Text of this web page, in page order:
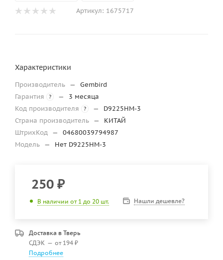
Артикул: 1675717
Характеристики
Производитель —
Gembird
Гарантия
? —
3 месяца
Код производителя
? —
D9225HM-3
Страна производитель —
КИТАЙ
ШтрихКод —
04680039794987
Модель — Нет D9225HM-3
250 ₽
В наличии от 1 до 20 шт. Нашли дешевле?
Доставка в Тверь
СДЭК — от 194 ₽
Подробнее